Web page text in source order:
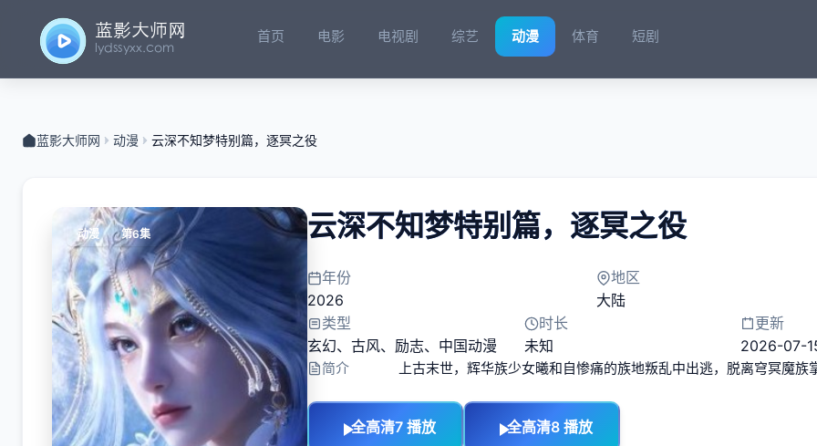
首页 电影 电视剧 综艺 动漫 体育 短剧
蓝影大师网 动漫 云深不知梦特别篇，逐冥之役​
动漫 第6集 云深不知梦特别篇，逐冥之役​
年份
2026
地区
大陆
类型
玄幻、 古风、 励志、 中国动漫
时长
未知
更新
2026-07-
简介 上古末世，辉华族少女曦和自惨痛的族地叛乱中出逃，脱离穹冥魔
全高清7 播放 全高清8 播放